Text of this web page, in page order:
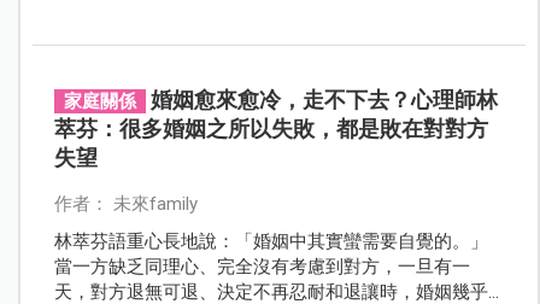
家庭關係
婚姻愈來愈冷，走不下去？心理師林
萃芬：很多婚姻之所以失敗，都是敗在對對方
失望
作者： 未來family
林萃芬語重心長地說：「婚姻中其實蠻需要自覺的。」
當一方缺乏同理心、完全沒有考慮到對方，一旦有一
天，對方退無可退、決定不再忍耐和退讓時，婚姻幾乎